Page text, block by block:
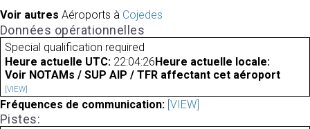
Voir autres Aéroports à Cojedes
Données opérationnelles
Special qualification required
Heure actuelle UTC: 22:04:26 Heure actuelle locale:
Voir NOTAMs / SUP AIP / TFR affectant cet aéroport
[VIEW]
Fréquences de communication: [VIEW]
Pistes: